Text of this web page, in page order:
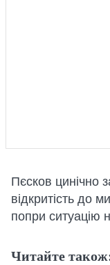
Пєсков цинічно
відкритість до
попри ситуацію
Читайте